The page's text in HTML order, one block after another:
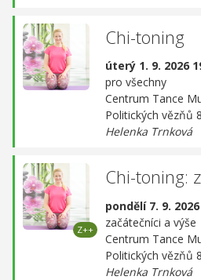
Chi-toning
úterý 1. 9. 2026
pro všechny
Centrum Tance
Politických vězňů
Helenka Trnková
Chi-toning:
pondělí 7. 9.
začátečníci a výše
Centrum Tance
Politických vězňů
Helenka Trnková